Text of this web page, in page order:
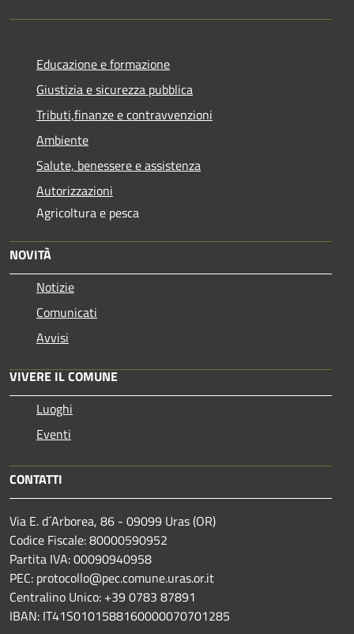
Educazione e formazione
Giustizia e sicurezza pubblica
Tributi,finanze e contravvenzioni
Ambiente
Salute, benessere e assistenza
Autorizzazioni
Agricoltura e pesca
NOVITÀ
Notizie
Comunicati
Avvisi
VIVERE IL COMUNE
Luoghi
Eventi
CONTATTI
Via E. d´Arborea, 86 - 09099 Uras (OR)
Codice Fiscale: 80000590952
Partita IVA: 00090940958
PEC: protocollo@pec.comune.uras.or.it
Centralino Unico: +39 0783 87891
IBAN: IT41S0101588160000070701285